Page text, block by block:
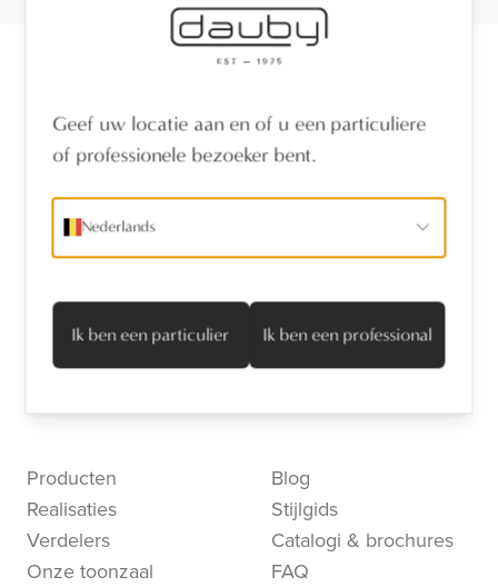
Ik ga akkoord met het privacyvoorwaarden
Producten
Realisaties
Verdelers
Onze toonzaal
Blog
Stijlgids
Catalogi & brochures
FAQ
Geef uw locatie aan en of u een particuliere
of professionele bezoeker bent.
Nederlands
Ik ben een particulier Ik ben een professional